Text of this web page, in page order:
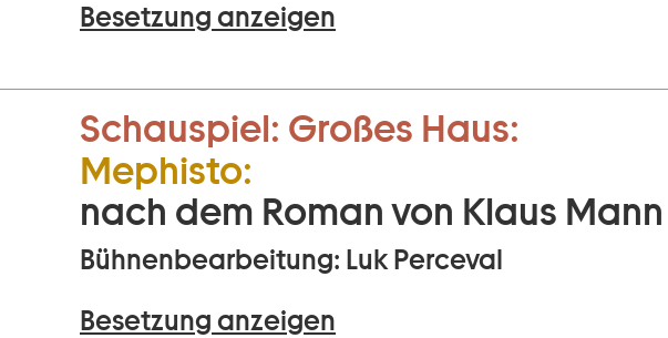
Besetzung anzeigen
Schauspiel: Großes Haus:
Mephisto:
nach dem Roman von Klaus Mann
Bühnenbearbeitung: Luk Perceval
Besetzung anzeigen